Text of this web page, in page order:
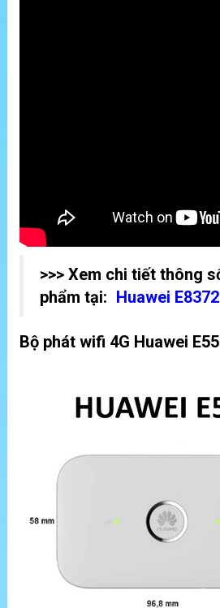
>>> Xem chi tiết thông
phẩm tại: Huawei E8372
Bộ phát wifi 4G Huawei